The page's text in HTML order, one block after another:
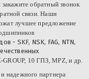
обратный звонок
связи. Наши
лучшее предложение
- SKF, NSK, FAG, NTN,
10 ГПЗ, MPZ, и др.
надежного партнера